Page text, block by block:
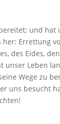
und
Errettung
des Eides,
unser Leben
Wege zu
uns besucht